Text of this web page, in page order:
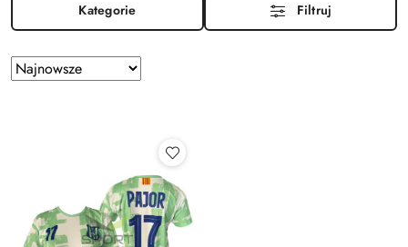
Kategorie Filtruj
Zastosowano
sortowanie:
Sortuj
według